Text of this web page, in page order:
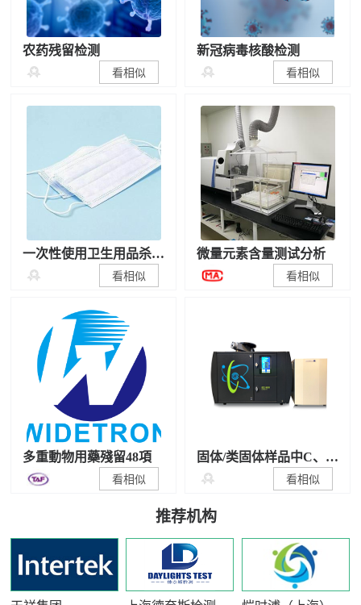
农药残留检测
 看相似
新冠病毒核酸检测
 看相似
一次性使用卫生用品杀
菌/抑菌性能检测
 看相似
微量元素含量测试分析
看相似
多重動物用藥殘留48項
看相似
固体/类固体样品中C、N
稳定同位素比值测试
 看相似
推荐机构